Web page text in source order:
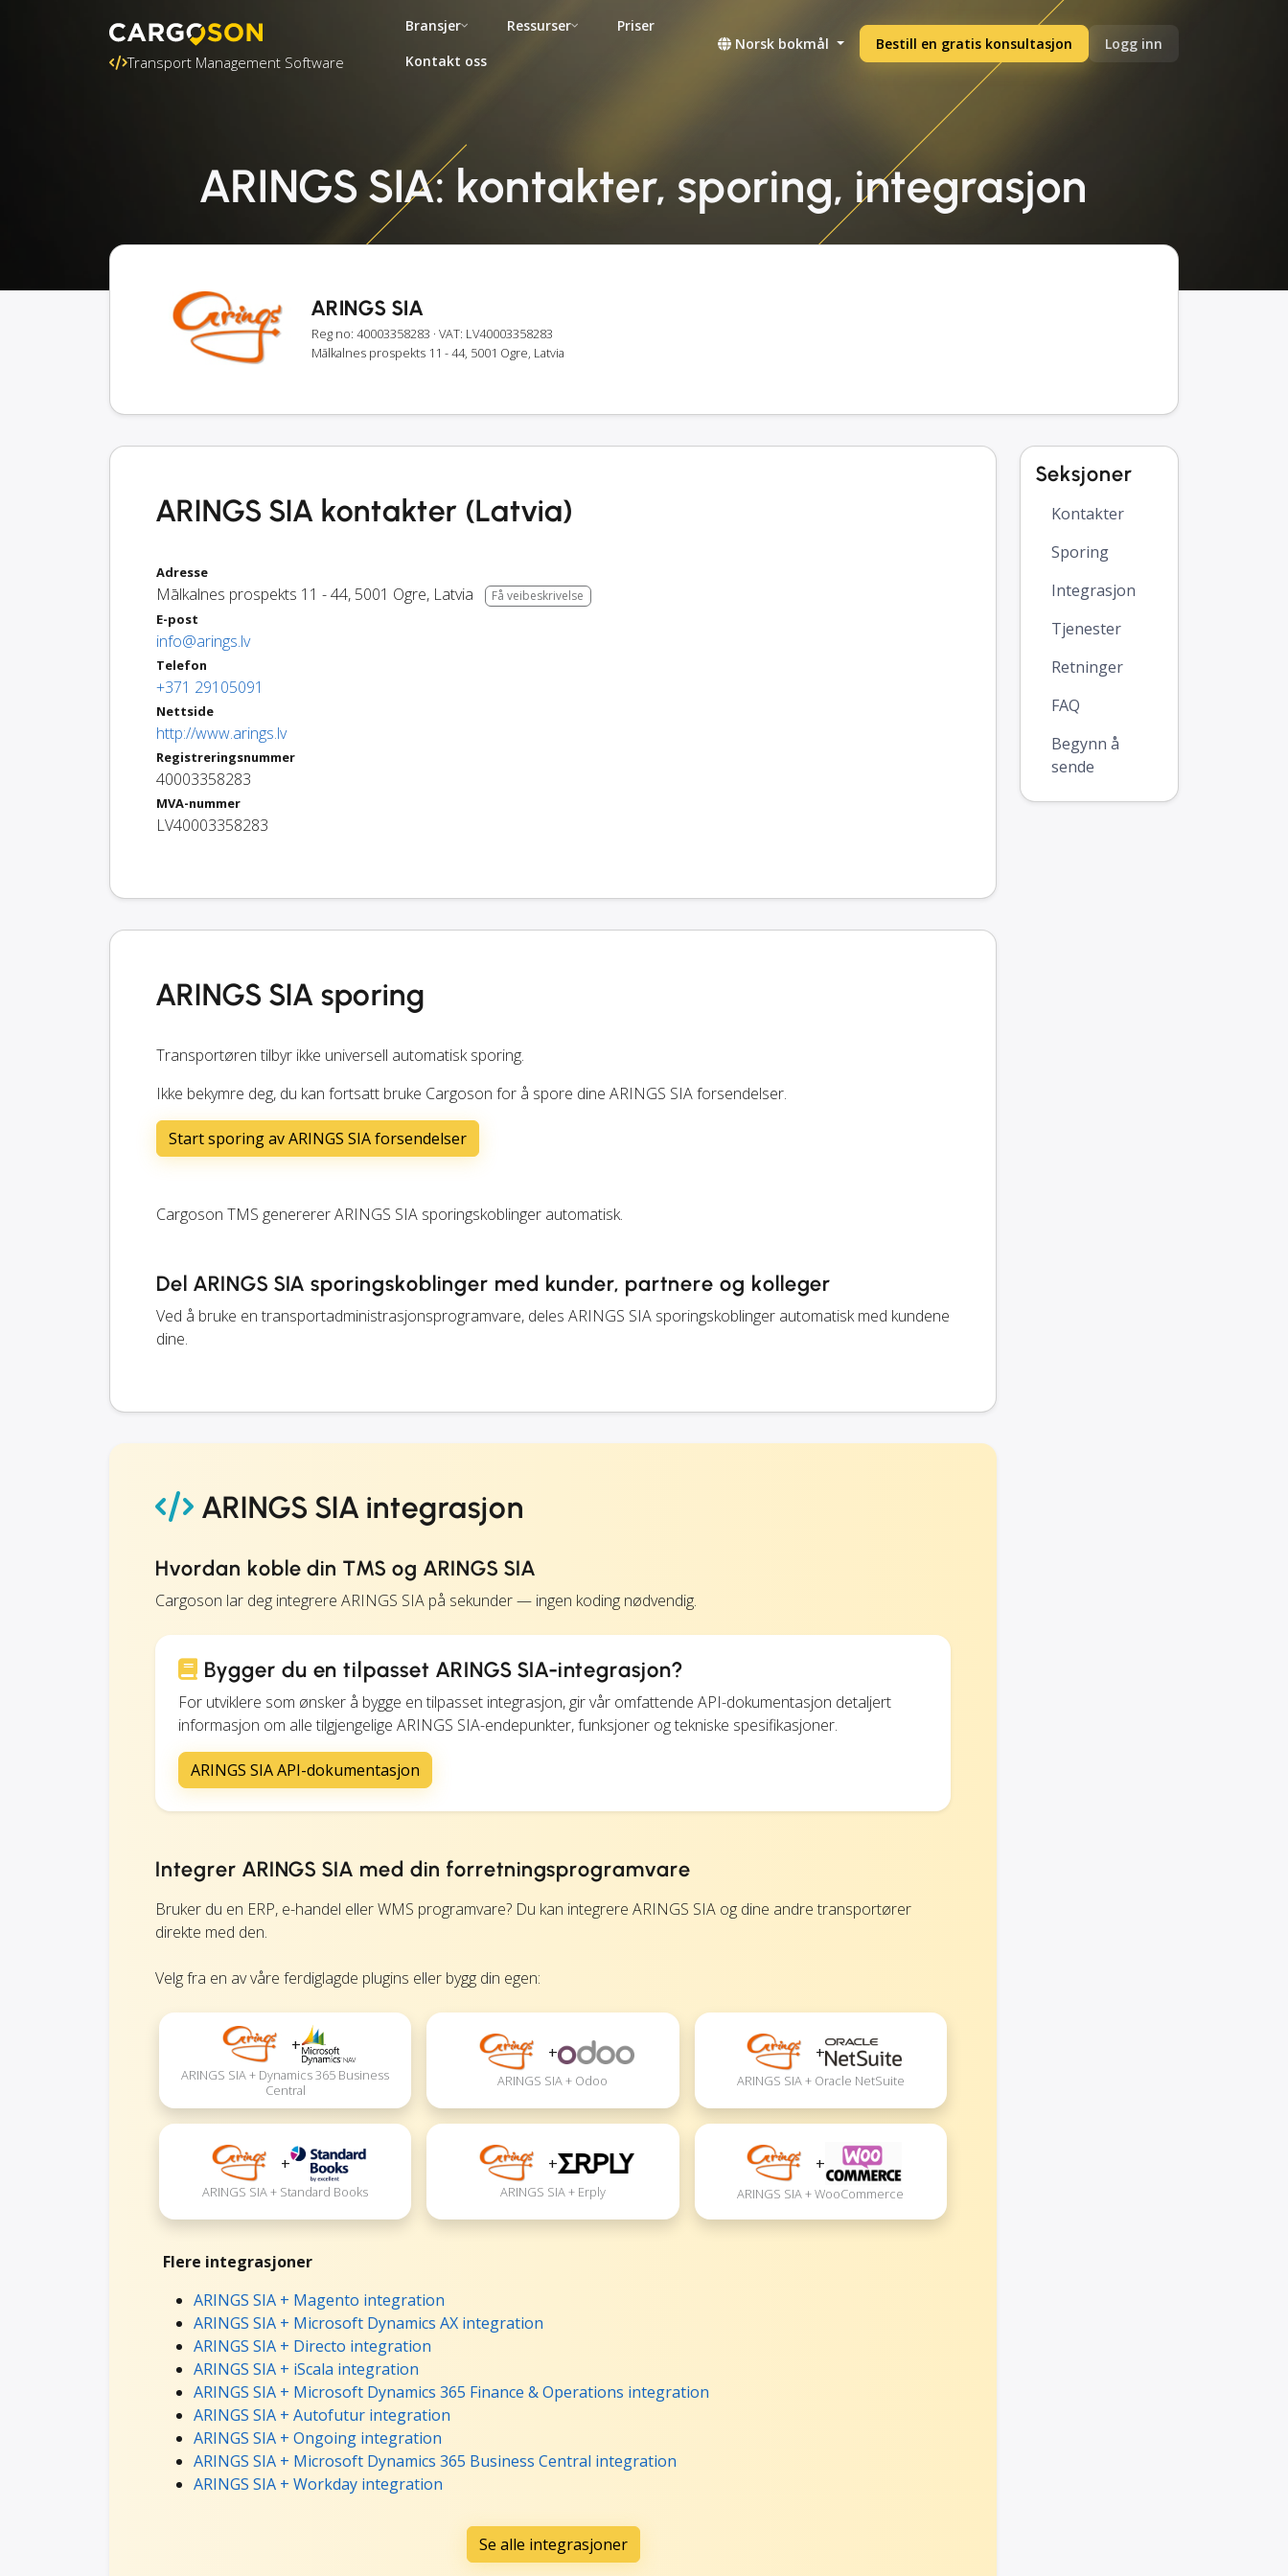
Transport Management Software
Bransjer Ressurser
Priser
Kontakt oss
Norsk bokmål Bestill en gratis konsultasjon Logg inn
ARINGS SIA: kontakter, sporing, integrasjon
ARINGS SIA
Reg no: 40003358283 · VAT: LV40003358283
Mālkalnes prospekts 11 - 44, 5001 Ogre, Latvia
ARINGS SIA kontakter (Latvia)
Adresse
Mālkalnes prospekts 11 - 44, 5001 Ogre, Latvia Få veibeskrivelse
E-post
info@arings.lv
Telefon
+371 29105091
Nettside
http://www.arings.lv
Registreringsnummer
40003358283
MVA-nummer
LV40003358283
ARINGS SIA sporing
Transportøren tilbyr ikke universell automatisk sporing.
Ikke bekymre deg, du kan fortsatt bruke Cargoson for å spore dine ARINGS SIA forsendelser.
Start sporing av ARINGS SIA forsendelser
Cargoson TMS genererer ARINGS SIA sporingskoblinger automatisk.
Del ARINGS SIA sporingskoblinger med kunder, partnere og kolleger
Ved å bruke en transportadministrasjonsprogramvare, deles ARINGS SIA sporingskoblinger automatisk med kundene
dine.
ARINGS SIA integrasjon
Hvordan koble din TMS og ARINGS SIA
Cargoson lar deg integrere ARINGS SIA på sekunder — ingen koding nødvendig.
Bygger du en tilpasset ARINGS SIA-integrasjon?
For utviklere som ønsker å bygge en tilpasset integrasjon, gir vår omfattende API-dokumentasjon detaljert
informasjon om alle tilgjengelige ARINGS SIA-endepunkter, funksjoner og tekniske spesifikasjoner.
ARINGS SIA API-dokumentasjon
Integrer ARINGS SIA med din forretningsprogramvare
Bruker du en ERP, e-handel eller WMS programvare? Du kan integrere ARINGS SIA og dine andre transportører
direkte med den.
Velg fra en av våre ferdiglagde plugins eller bygg din egen:
+
ARINGS SIA + Dynamics 365 Business
Central
+
ARINGS SIA + Odoo
+
ARINGS SIA + Oracle NetSuite
+
ARINGS SIA + Standard Books
+
ARINGS SIA + Erply
+
ARINGS SIA + WooCommerce
Flere integrasjoner
ARINGS SIA + Magento integration
ARINGS SIA + Microsoft Dynamics AX integration
ARINGS SIA + Directo integration
ARINGS SIA + iScala integration
ARINGS SIA + Microsoft Dynamics 365 Finance & Operations integration
ARINGS SIA + Autofutur integration
ARINGS SIA + Ongoing integration
ARINGS SIA + Microsoft Dynamics 365 Business Central integration
ARINGS SIA + Workday integration
Se alle integrasjoner
Seksjoner
Kontakter
Sporing
Integrasjon
Tjenester
Retninger
FAQ
Begynn å
sende